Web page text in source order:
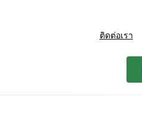
ติดต่อเรา